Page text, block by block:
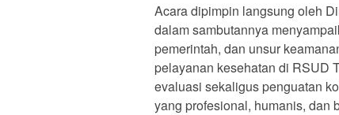
Acara dipimpin langsung oleh
dalam sambutannya
pemerintah, dan unsur
pelayanan kesehatan di RSUD
evaluasi sekaligus penguatan
yang profesional, humanis, dan